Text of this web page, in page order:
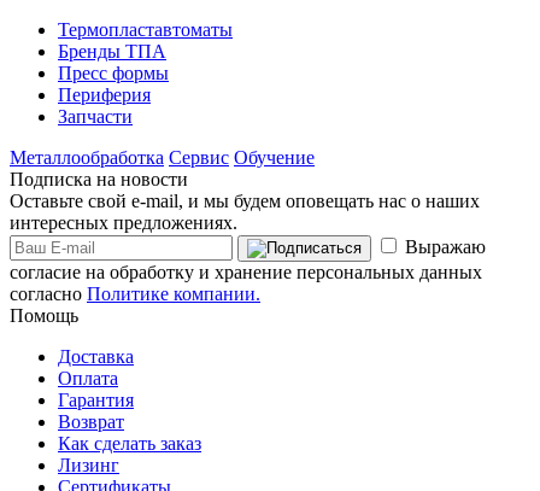
Термопластавтоматы
Бренды ТПА
Пресс формы
Периферия
Запчасти
Металлообработка Сервис Обучение
Подписка на новости
Оставьте свой e-mail, и мы будем оповещать нас о наших
интересных предложениях.
Выражаю
согласие на обработку и хранение персональных данных
согласно Политике компании.
Помощь
Доставка
Оплата
Гарантия
Возврат
Как сделать заказ
Лизинг
Сертификаты